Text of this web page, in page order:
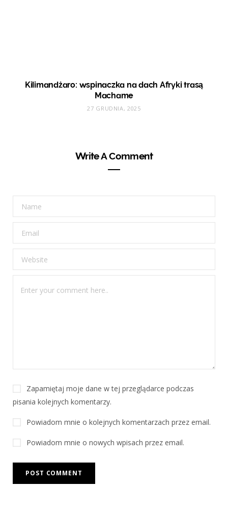
Kilimandżaro: wspinaczka na dach Afryki trasą
Machame
27 GRUDNIA, 2025
Write A Comment
Zapamiętaj moje dane w tej przeglądarce podczas
pisania kolejnych komentarzy.
Powiadom mnie o kolejnych komentarzach przez email.
Powiadom mnie o nowych wpisach przez email.